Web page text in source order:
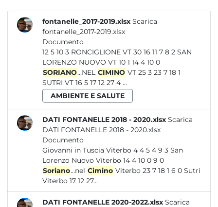
fontanelle_2017-2019.xlsx Scarica
fontanelle_2017-2019.xlsx
Documento
12 5 10 3 RONCIGLIONE VT 30 16 11 7 8 2 SAN
LORENZO NUOVO VT 10 1 14 4 10 0
SORIANO...NEL CIMINO VT 25 3 23 7 18 1
SUTRI VT 16 5 17 12 27 4 ...
AMBIENTE E SALUTE
DATI FONTANELLE 2018 - 2020.xlsx Scarica
DATI FONTANELLE 2018 - 2020.xlsx
Documento
Giovanni in Tuscia Viterbo 4 4 5 4 9 3 San
Lorenzo Nuovo Viterbo 14 4 10 0 9 0
Soriano...nel Cimino Viterbo 23 7 18 1 6 0 Sutri
Viterbo 17 12 27...
DATI FONTANELLE 2020-2022.xlsx Scarica